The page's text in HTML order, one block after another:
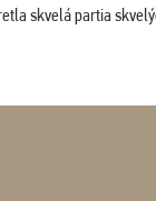
skvelá partia